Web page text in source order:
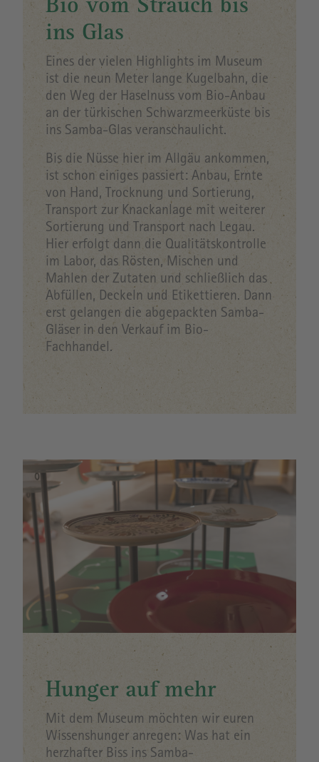
Bio vom Strauch bis
ins Glas
Eines der vielen Highlights im Museum
ist die neun Meter lange Kugelbahn, die
den Weg der Haselnuss vom Bio-Anbau
an der türkischen Schwarzmeerküste bis
ins Samba-Glas veranschaulicht.
Bis die Nüsse hier im Allgäu ankommen,
ist schon einiges passiert: Anbau, Ernte
von Hand, Trocknung und Sortierung,
Transport zur Knackanlage mit weiterer
Sortierung und Transport nach Legau.
Hier erfolgt dann die Qualitätskontrolle
im Labor, das Rösten, Mischen und
Mahlen der Zutaten und schließlich das
Abfüllen, Deckeln und Etikettieren. Dann
erst gelangen die abgepackten Samba-
Gläser in den Verkauf im Bio-
Fachhandel.
Hunger auf mehr
Mit dem Museum möchten wir euren
Wissenshunger anregen: Was hat ein
herzhafter Biss ins Samba-